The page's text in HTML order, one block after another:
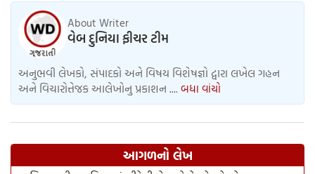
About Writer
વેબ દુનિયા ફીચર ટીમ
અનુભવી લેખકો, સંપાદકો અને વિષય વિશેષજ્ઞો દ્વારા લખેલ ગહન
અને વિચારોત્તેજક આલેખોનુ પ્રકાશન .... બધા વાંચો
આગળનો લેખ